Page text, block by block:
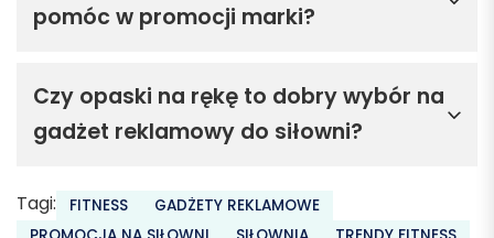
pomóc w promocji marki?
Czy opaski na rękę to dobry wybór na
gadżet reklamowy do siłowni?
Tagi: FITNESS
GADŻETY REKLAMOWE